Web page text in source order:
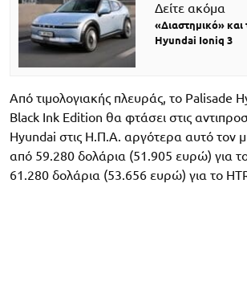
Δείτε ακόμα
«Διαστημικό» και
Hyundai Ioniq 3
Από τιμολογιακής πλευράς, το Palisade
Black Ink Edition θα φτάσει στις
Hyundai στις Η.Π.Α. αργότερα αυτό τον
από 59.280 δολάρια (51.905 ευρώ) για
61.280 δολάρια (53.656 ευρώ) για το